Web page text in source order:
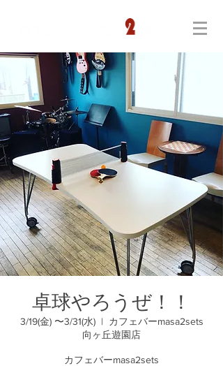
卓球やろうぜ！！
3/19(金) 〜3/31(水)
  |
カフェバーmasa2sets
向ヶ丘遊園店
カフェバーmasa2sets